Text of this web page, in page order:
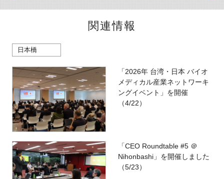
関連情報
日本橋
「2026年 台湾・日本 バイオ
メディカル産業ネットワーキ
ングイベント」を開催
（4/22）
「CEO Roundtable #5 ＠
Nihonbashi」を開催しました
（5/23）